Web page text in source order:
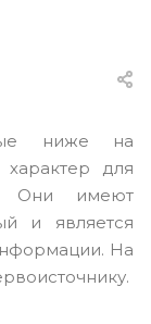
ниже на
для
Они имеют
и является
На